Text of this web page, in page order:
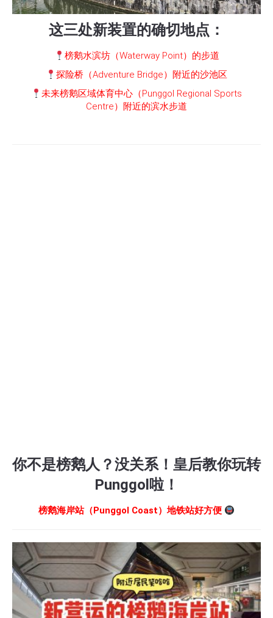
这三处新装置的确切地点：
榜鹅水滨坊（Waterway Point）的步道
探险桥（Adventure Bridge）附近的沙池区
未来榜鹅区域体育中心（Punggol Regional Sports
Centre）附近的滨水步道
你不是榜鹅人？没关系！皇后教你玩转
Punggol啦！
榜鹅海岸站（Punggol Coast）地铁站好方便